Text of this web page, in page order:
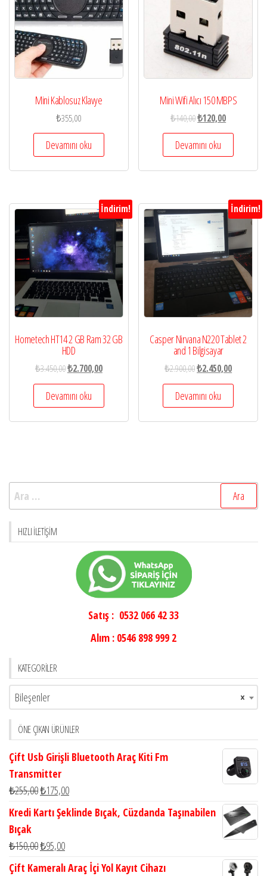
Mini Kablosuz Klavye
₺355,00
Devamını oku
Mini Wifi Alıcı 150 MBPS
₺140,00₺120,00
Devamını oku
İndirim!
Hometech HT14 2 GB Ram 32 GB
HDD
₺3.450,00₺2.700,00
Devamını oku
İndirim!
Casper Nirvana N220 Tablet 2
and 1 Bilgisayar
₺2.900,00₺2.450,00
Devamını oku
Arama:
HIZLI İLETIŞIM
Satış : 0532 066 42 33
Alım : 0546 898 999 2
KATEGORILER
×
Bileşenler
ÖNE ÇIKAN ÜRÜNLER
Çift Usb Girişli Bluetooth Araç Kiti Fm
Transmitter
₺255,00₺175,00
Kredi Kartı Şeklinde Bıçak, Cüzdanda Taşınabilen
Bıçak
₺150,00₺95,00
Çift Kameralı Araç İçi Yol Kayıt Cihazı